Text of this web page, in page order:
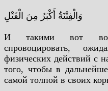
وَالْفِتْنَةُ أَكْبَرُ مِنَ الْقَتْلِ
И такими вот
спровоцировать,
физических действий с
того, чтобы в
самой толпой в своих